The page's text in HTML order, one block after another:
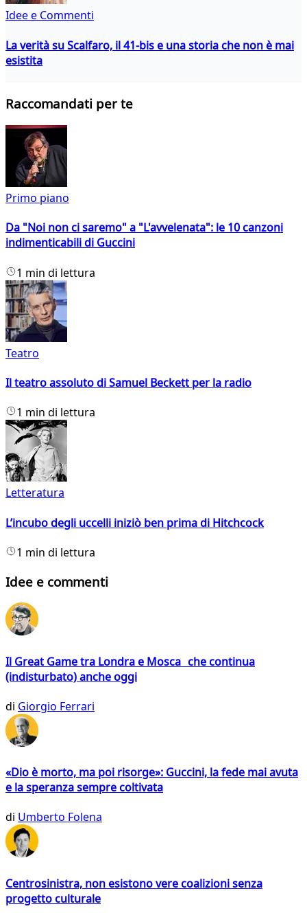
Idee e Commenti
La verità su Scalfaro, il 41-bis e una storia che non è mai
esistita
Raccomandati per te
Primo piano
Da "Noi non ci saremo" a "L'avvelenata": le 10 canzoni
indimenticabili di Guccini
1 min di lettura
Teatro
Il teatro assoluto di Samuel Beckett per la radio
1 min di lettura
Letteratura
L’incubo degli uccelli iniziò ben prima di Hitchcock
1 min di lettura
Idee e commenti
Il Great Game tra Londra e Mosca che continua
(indisturbato) anche oggi
di Giorgio Ferrari
«Dio è morto, ma poi risorge»: Guccini, la fede mai avuta
e la speranza sempre coltivata
di Umberto Folena
Centrosinistra, non esistono vere coalizioni senza
progetto culturale